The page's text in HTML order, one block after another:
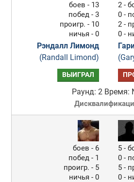
боев - 13
побед - 3
проигр. - 10
ничья - 0
Рэндалл Лимонд
(Randall Limond)
2 -
0 -
2 -
0 -
ВЫИГРАЛ
Раунд: 2 Время:
боев - 6
побед - 1
проигр. - 5
ничья - 0
5 -
0 -
5 -
0 -